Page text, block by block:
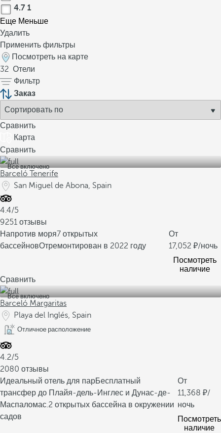
4.7 1
Еще Меньше
Удалить
Применить фильтры
Посмотреть на карте
32 Отели
Фильтр
Заказ
Сравнить
Карта
Сравнить
Все включено
Barceló Tenerife
San Miguel de Abona, Spain
4.4/5
9251 отзывы
Напротив моря7 открытых
бассейновОтремонтирован в 2022 году
От
17,052
/ночь
Посмотреть
наличие
Сравнить
Все включено
Barceló Margaritas
Playa del Inglés, Spain
Отличное расположение
4.2/5
2080 отзывы
Идеальный отель для парБесплатный
трансфер до Плайя-дель-Инглес и Дунас-де-
Маспаломас.2 открытых бассейна в окружении
садов
От
11,368
/
ночь
Посмотреть
наличие